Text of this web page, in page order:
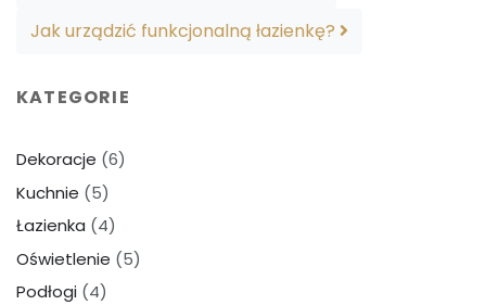
Jak urządzić funkcjonalną łazienkę?
KATEGORIE
Dekoracje (6)
Kuchnie (5)
Łazienka (4)
Oświetlenie (5)
Podłogi (4)